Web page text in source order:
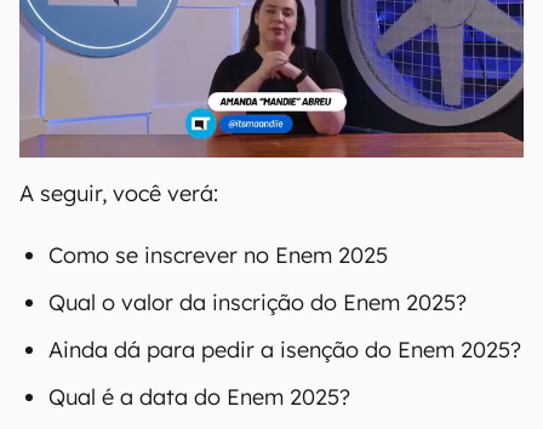
A seguir, você verá:
Como se inscrever no Enem 2025
Qual o valor da inscrição do Enem 2025?
Ainda dá para pedir a isenção do Enem 2025?
Qual é a data do Enem 2025?